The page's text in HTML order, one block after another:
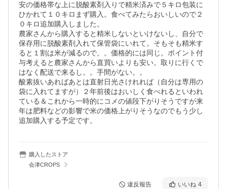
安の価格帯な上に脱酸素剤入りで精米済みで５キロ包装に
ひかれて１０キロまず購入。食べてみたらおいしいので２
０キロ追加購入しました。
農家さんから購入すると精米しないといけないし、自分で
保存用に脱酸素剤入れて保管袋にいれて。そもそも精米す
ると１割は米が減るので。。価格的には同じ。ポイント付
与考えると農家さんから直買いよりも安い。取りに行くで
はなく配送で来るし。。手間がない。。
酸素抜いあればあとは直射日光さけれれば（自分は専用の
袋に入れてますが）２年前後はおいしく食べれるといわれ
ている＆これから一時的にコメの値段下がりそうですが来
年は肥料などの影響で米の価格上がりそうなのでもう少し
追加購入する予定です。
購入したストア
会津CROPS
違反報告 いいね 4